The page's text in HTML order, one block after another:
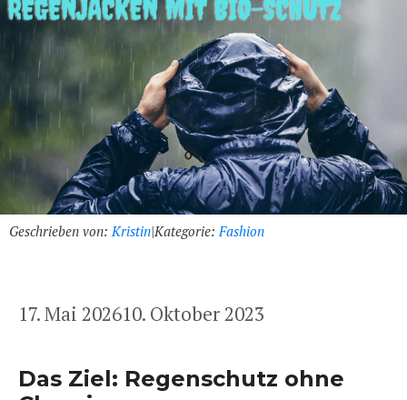
Geschrieben von:Kristin|Kategorie:Fashion
17. Mai 202610. Oktober 2023
Das Ziel: Regenschutz ohne